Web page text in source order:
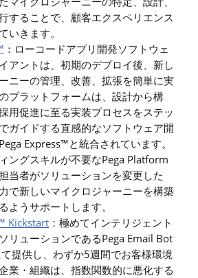
することで、顧客エクスペリエンス
いきます。
：ローコードアプリ開発ソフトウェ
アントは、初期のデプロイ後、新し
ニーの管理、改善、拡張を簡単に実
プラットフォームは、設計から構
用促進に至る実装プロセスをステッ
ガイドする直感的なソフトウェア開
Express™と統合されています。
ングスキルが不要なPega Platform
当者がソリューションを変更した
で新しいマイクロジャーニーを構築
ようサポートします。
Kickstart ：極めてインテリジェント
リューションであるPega Email Bot
提供し、わずか5週間でお客様環境
業・組織は、指数関数的に悪化する